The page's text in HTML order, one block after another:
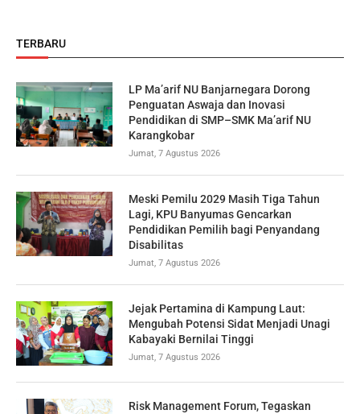
TERBARU
LP Ma’arif NU Banjarnegara Dorong
Penguatan Aswaja dan Inovasi
Pendidikan di SMP–SMK Ma’arif NU
Karangkobar
Jumat, 7 Agustus 2026
Meski Pemilu 2029 Masih Tiga Tahun
Lagi, KPU Banyumas Gencarkan
Pendidikan Pemilih bagi Penyandang
Disabilitas
Jumat, 7 Agustus 2026
Jejak Pertamina di Kampung Laut:
Mengubah Potensi Sidat Menjadi Unagi
Kabayaki Bernilai Tinggi
Jumat, 7 Agustus 2026
Risk Management Forum, Tegaskan